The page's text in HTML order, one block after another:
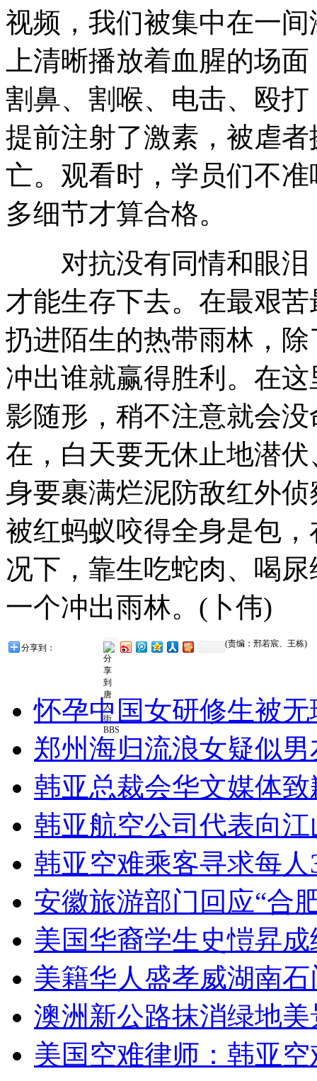
视频，我们被集中在一
上清晰播放着血腥的场
割鼻、割喉、电击、殴
提前注射了激素，被虐
亡。观看时，学员们不
多细节才算合格。
对抗没有同情和眼泪
才能生存下去。在最艰
扔进陌生的热带雨林，
冲出谁就赢得胜利。在
影随形，稍不注意就会
在，白天要无休止地潜
身要裹满烂泥防敌红外
被红蚂蚁咬得全身是包
况下，靠生吃蛇肉、喝
一个冲出雨林。(卜伟)
分享到： (责编：邢若宸、王栋)
怀孕中国女研修生被
郑州海归流浪女疑似
韩亚总裁会华文媒体
韩亚航空公司代表向
韩亚空难乘客寻求每
安徽旅游部门回应“合
美国华裔学生史愷昇
美籍华人盛孝威湖南
澳洲新公路抹消绿地
美国空难律师：韩亚